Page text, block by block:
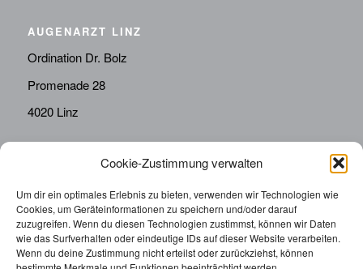
Cookie-Zustimmung verwalten
Um dir ein optimales Erlebnis zu bieten, verwenden wir Technologien wie
Cookies, um Geräteinformationen zu speichern und/oder darauf
zuzugreifen. Wenn du diesen Technologien zustimmst, können wir Daten
wie das Surfverhalten oder eindeutige IDs auf dieser Website verarbeiten.
Wenn du deine Zustimmung nicht erteilst oder zurückziehst, können
AUGENARZT LINZ
Ordination Dr. Bolz
Promenade 28
4020 Linz
Telefon:
0676814287655
sekretariat@drbolz.at
ORDINATIONSZEITEN